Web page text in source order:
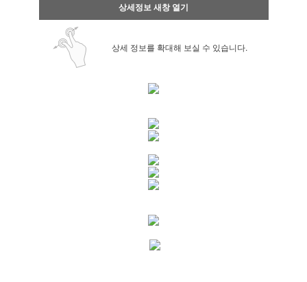
상세정보 새창 열기
상세 정보를 확대해 보실 수 있습니다.